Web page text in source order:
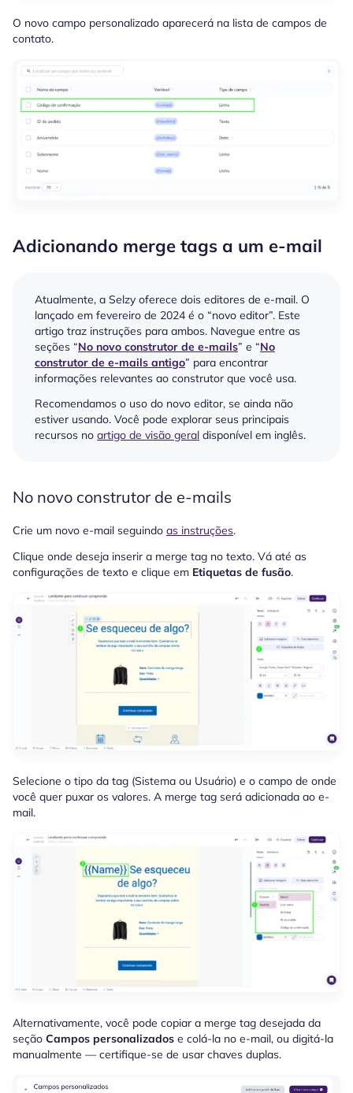
O novo campo personalizado aparecerá na lista de campos de
contato.
Adicionando merge tags a um e-mail
Atualmente, a Selzy oferece dois editores de e-mail. O
lançado em fevereiro de 2024 é o “novo editor”. Este
artigo traz instruções para ambos. Navegue entre as
seções “No novo construtor de e-mails” e “No
construtor de e-mails antigo” para encontrar
informações relevantes ao construtor que você usa.
Recomendamos o uso do novo editor, se ainda não
estiver usando. Você pode explorar seus principais
recursos no artigo de visão geral disponível em inglês.
No novo construtor de e-mails
Crie um novo e-mail seguindo as instruções.
Clique onde deseja inserir a merge tag no texto. Vá até as
configurações de texto e clique em Etiquetas de fusão.
Selecione o tipo da tag (Sistema ou Usuário) e o campo de onde
você quer puxar os valores. A merge tag será adicionada ao e-
mail.
Alternativamente, você pode copiar a merge tag desejada da
seção Campos personalizados e colá-la no e-mail, ou digitá-la
manualmente — certifique-se de usar chaves duplas.